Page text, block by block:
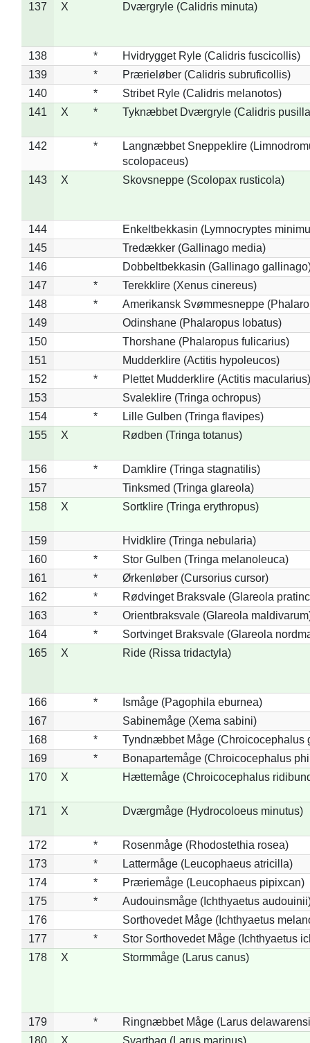
137 X Dværgryle (Calidris minuta)
138 *
Hvidrygget Ryle (Calidris fuscicollis)
139
*
Prærieløber (Calidris subruficollis)
140
*
Stribet Ryle (Calidris melanotos)
141
X * Tyknæbbet Dværgryle (Calidris
142 *
Langnæbbet Sneppeklire
scolopaceus)
143
X Skovsneppe (Scolopax rusticola)
144
Enkeltbekkasin (Lymnocryptes
145
Tredækker (Gallinago media)
146
Dobbeltbekkasin (Gallinago
147
*
Terekklire (Xenus cinereus)
148
*
Amerikansk Svømmesneppe
149
Odinshane (Phalaropus lobatus)
150
Thorshane (Phalaropus fulicarius)
151
Mudderklire (Actitis hypoleucos)
152
*
Plettet Mudderklire (Actitis macularius)
153
Svaleklire (Tringa ochropus)
154
*
Lille Gulben (Tringa flavipes)
155
X Rødben (Tringa totanus)
156 *
Damklire (Tringa stagnatilis)
157
Tinksmed (Tringa glareola)
158
X Sortklire (Tringa erythropus)
159
Hvidklire (Tringa nebularia)
160
*
Stor Gulben (Tringa melanoleuca)
161
*
Ørkenløber (Cursorius cursor)
162
*
Rødvinget Braksvale (Glareola
163
*
Orientbraksvale (Glareola
164
*
Sortvinget Braksvale (Glareola
165
X Ride (Rissa tridactyla)
166 *
Ismåge (Pagophila eburnea)
167
Sabinemåge (Xema sabini)
168
*
Tyndnæbbet Måge (Chroicocephalus
169
*
Bonapartemåge (Chroicocephalus
170
X Hættemåge (Chroicocephalus
171 X Dværgmåge (Hydrocoloeus minutus)
172 *
Rosenmåge (Rhodostethia rosea)
173
*
Lattermåge (Leucophaeus atricilla)
174
*
Præriemåge (Leucophaeus pipixcan)
175
*
Audouinsmåge (Ichthyaetus
176
Sorthovedet Måge (Ichthyaetus
177
*
Stor Sorthovedet Måge (Ichthyaetus
178
X Stormmåge (Larus canus)
179 *
Ringnæbbet Måge (Larus
180
X Svartbag (Larus marinus)